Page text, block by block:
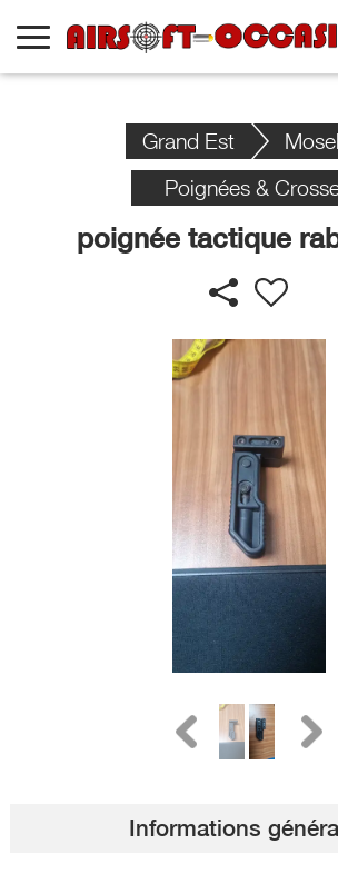
Grand Est
Poignées &
poignée tactique
Informations